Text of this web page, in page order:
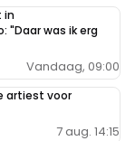
in
"Daar was ik erg
Vandaag, 09:00
artiest voor
7 aug. 14:15